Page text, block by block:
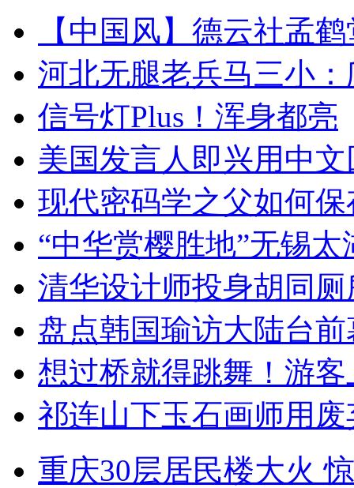
【中国风】德云社孟
河北无腿老兵马三小
信号灯Plus！浑身都亮
美国发言人即兴用中
现代密码学之父如何
“中华赏樱胜地”无锡
清华设计师投身胡同
盘点韩国瑜访大陆台
想过桥就得跳舞！游客
祁连山下玉石画师用
重庆30层居民楼大火